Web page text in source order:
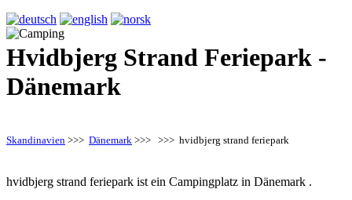
Hvidbjerg Strand Feriepark -
Dänemark
Skandinavien >>> Dänemark >>> >>> hvidbjerg strand feriepark
hvidbjerg strand feriepark ist ein Campingplatz in Dänemark .